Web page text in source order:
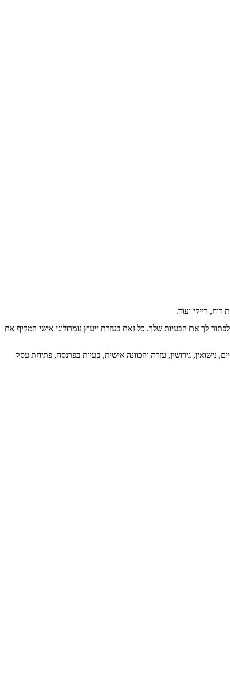
רוח, רייקי ועוד.
לך את הבעיות שלך. כל זאת בעזרת ייעוץ נומרולוגי אישי המקיף את
נישואין, גירושין, עזרה והכוונה אישית, בעיות בפרנסה, פתיחת עסק